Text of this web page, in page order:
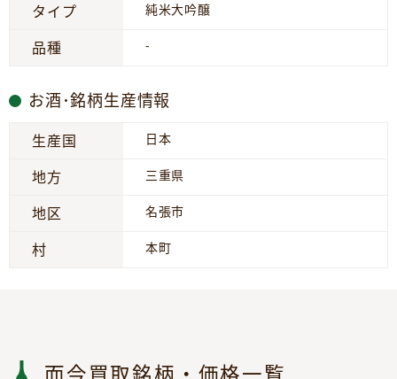
タイプ 純米大吟醸
品種 -
お酒･銘柄生産情報
生産国 日本
地方 三重県
地区 名張市
村 本町